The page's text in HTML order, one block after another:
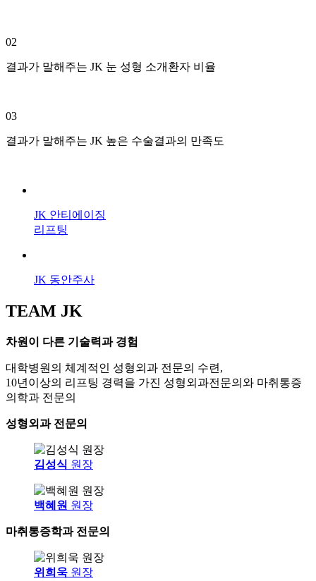
02
결과가 말해주는 JK 눈 성형 소개환자 비율
03
결과가 말해주는 JK 높은 수술결과의 만족도
JK 안티에이징
리프팅
JK 동안주사
TEAM JK
차원이 다른 기술력과 경험
대학병원의 체계적인 성형외과 전문의 수련,
10년이상의 리프팅 경력을 가진 성형외과전문의와 마취통증
의학과 전문의
성형외과 전문의
김성식 원장
백혜원 원장
마취통증학과 전문의
위희욱 원장